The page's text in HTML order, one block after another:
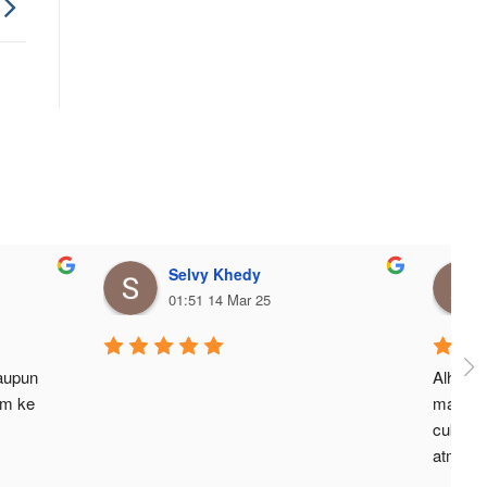
ke
Selvy Khedy
01:51 14 Mar 25
cukup